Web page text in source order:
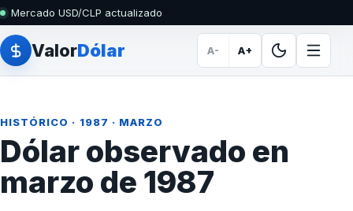
Mercado USD/CLP actualizado
ValorDólar A- A+
HISTÓRICO · 1987 · MARZO
Dólar observado en
marzo de 1987